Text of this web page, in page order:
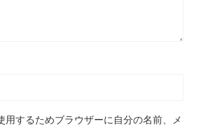
用するためブラウザーに自分の名前、メ